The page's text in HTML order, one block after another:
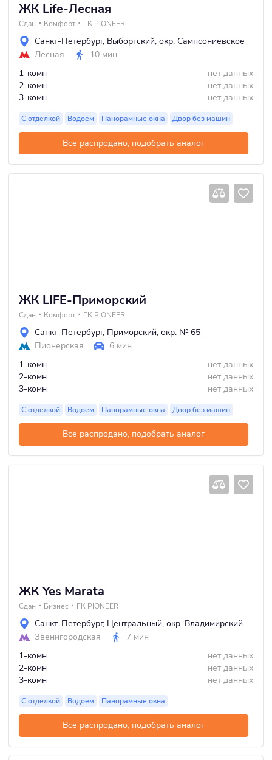
ЖК Life-Лесная
Сдан Комфорт ГК PIONEER
Санкт-Петербург, Выборгский, окр. Сампсониевское
Лесная
10 мин
1-комн
нет данных
2-комн
нет данных
3-комн
нет данных
С отделкой Водоем Панорамные окна Двор без машин
Все распродано, подобрать аналог
ЖК LIFE-Приморский
Сдан Комфорт ГК PIONEER
Санкт-Петербург, Приморский, окр. № 65
Пионерская
6 мин
1-комн
нет данных
2-комн
нет данных
3-комн
нет данных
С отделкой Водоем Панорамные окна Двор без машин
Все распродано, подобрать аналог
ЖК Yes Marata
Сдан Бизнес ГК PIONEER
Санкт-Петербург, Центральный, окр. Владимирский
Звенигородская
7 мин
1-комн
нет данных
2-комн
нет данных
3-комн
нет данных
С отделкой Водоем Панорамные окна
Все распродано, подобрать аналог